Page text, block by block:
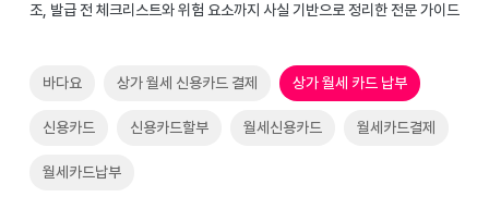
조, 발급 전 체크리스트와 위험 요소까지 사실 기반으로 정리한 전문 가이드
바다요 상가 월세 신용카드 결제 상가 월세 카드 납부
신용카드 신용카드할부 월세신용카드 월세카드결제
월세카드납부